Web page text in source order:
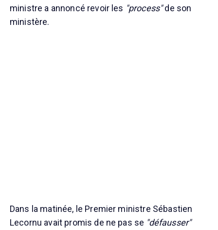
ministre a annoncé revoir les "process"de son
ministère.
Dans la matinée, le Premier ministre Sébastien
Lecornu avait promis de ne pas se "défausser"